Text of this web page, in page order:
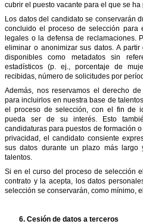
cubrir el puesto vacante para el que se
Los datos del candidato se conservarán
concluido el proceso de selección para
legales o la defensa de reclamaciones.
eliminar o anonimizar sus datos. A
disponibles como metadatos sin
estadísticos (p. ej., porcentaje de
recibidas, número de solicitudes por
Además, nos reservamos el derecho
para incluirlos en nuestra base de
el proceso de selección, con el fin de
pueda ser de su interés. Esto
candidaturas para puestos de formación
privacidad, el candidato consiente
sus datos durante un plazo más
talentos.
Si en el curso del proceso de selección
contrato y la acepta, los datos
selección se conservarán, como mínimo,
6. Cesión de datos a terceros